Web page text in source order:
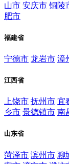
山市 安庆市 铜陵
肥市
福建省
宁德市 龙岩市 漳
江西省
上饶市 抚州市 宜
乡市 景德镇市 南
山东省
菏泽市 滨州市 聊